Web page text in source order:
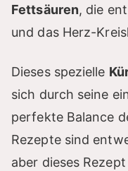
Fettsäuren, die
und das Herz-
Dieses spezielle
sich durch seine
perfekte Balance
Rezepte sind
aber dieses